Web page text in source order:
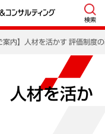
検索
案内】人材を活かす 評価制度
人材を活か